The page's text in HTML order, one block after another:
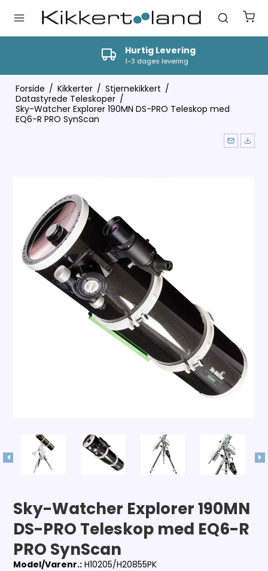
Hurtig Levering
1-3 dages levering
Forside / Kikkerter / Stjernekikkert /
Datastyrede Teleskoper /
Sky-Watcher Explorer 190MN DS-PRO Teleskop med
EQ6-R PRO SynScan
Sky-Watcher Explorer 190MN
DS-PRO Teleskop med EQ6-R
PRO SynScan
Model/Varenr.: H10205/H20855PK